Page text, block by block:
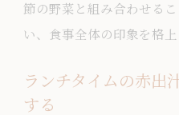
節の野菜と組み合わせる
い、食事全体の印象を格
ランチタイムの赤出
する